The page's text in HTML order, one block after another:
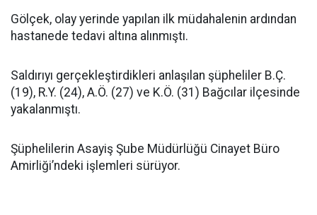
Gölçek, olay yerinde yapılan ilk müdahalenin ardından
hastanede tedavi altına alınmıştı.
Saldırıyı gerçekleştirdikleri anlaşılan şüpheliler B.Ç.
(19), R.Y. (24), A.Ö. (27) ve K.Ö. (31) Bağcılar ilçesinde
yakalanmıştı.
Şüphelilerin Asayiş Şube Müdürlüğü Cinayet Büro
Amirliği’ndeki işlemleri sürüyor.